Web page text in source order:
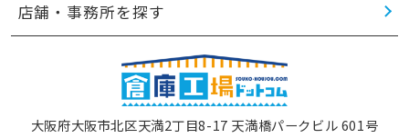
店舗・事務所を探す
大阪府大阪市北区天満2丁目8-17 天満橋パークビル 601号